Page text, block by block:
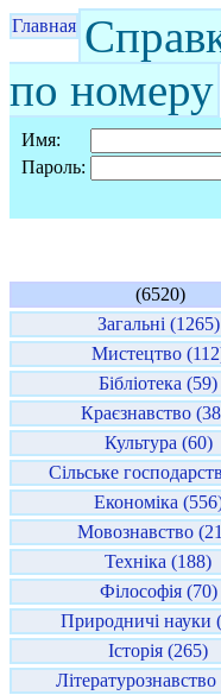
Главная
по номеру
Имя:
Пароль:
(6520)
Загальні (1265)
Мистецтво
Бібліотека (59)
Краєзнавство
Культура (60)
Сільське
Економіка
Мовознавство
Техніка (188)
Філософія (70)
Природничі науки
Історія (265)